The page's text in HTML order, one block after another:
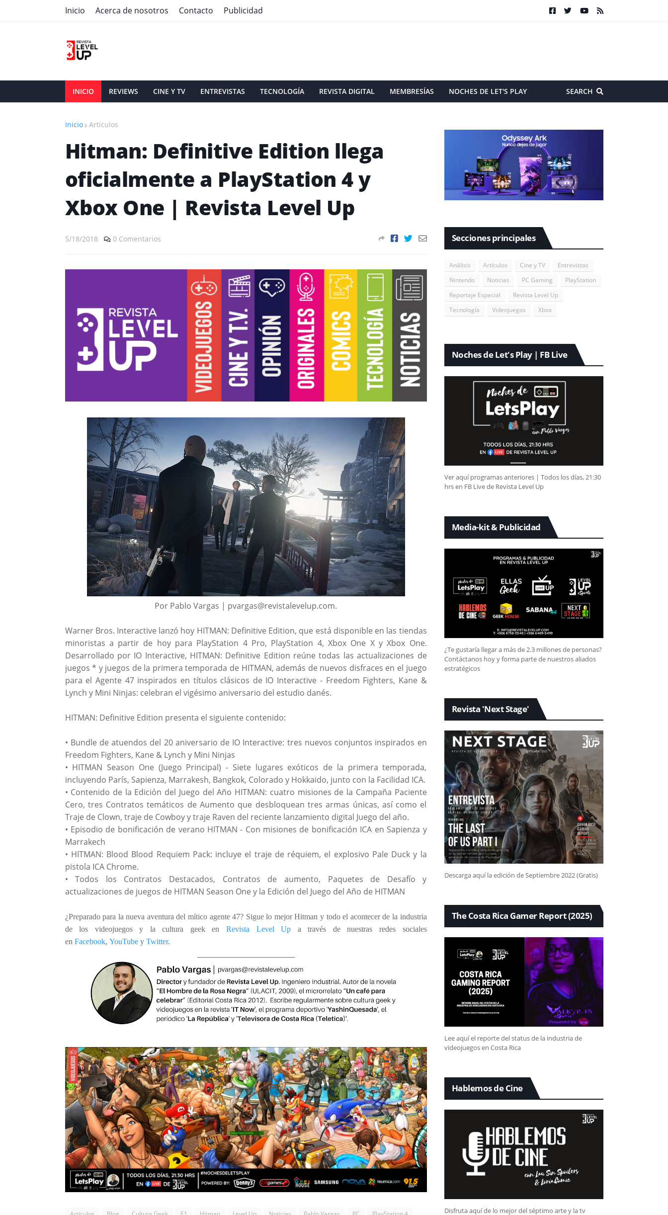
Inicio Acerca de nosotros Contacto Publicidad
INICIO REVIEWS CINE Y TV ENTREVISTAS TECNOLOGÍA REVISTA DIGITAL MEMBRESÍAS NOCHES DE LET'S PLAY SEARCH
Inicio Artículos
Hitman: Definitive Edition llega
oficialmente a PlayStation 4 y
Xbox One | Revista Level Up
5/18/2018 0 Comentarios
Por Pablo Vargas | pvargas@revistalevelup.com.
Warner Bros. Interactive lanzó hoy HITMAN: Definitive Edition, que está disponible en las tiendas
minoristas a partir de hoy para PlayStation 4 Pro, PlayStation 4, Xbox One X y Xbox One.
Desarrollado por IO Interactive, HITMAN: Definitive Edition reúne todas las actualizaciones de
juegos * y juegos de la primera temporada de HITMAN, además de nuevos disfraces en el juego
para el Agente 47 inspirados en títulos clásicos de IO Interactive - Freedom Fighters, Kane &
Lynch y Mini Ninjas: celebran el vigésimo aniversario del estudio danés.
HITMAN: Definitive Edition presenta el siguiente contenido:
• Bundle de atuendos del 20 aniversario de IO Interactive: tres nuevos conjuntos inspirados en
Freedom Fighters, Kane & Lynch y Mini Ninjas
• HITMAN Season One (Juego Principal) - Siete lugares exóticos de la primera temporada,
incluyendo París, Sapienza, Marrakesh, Bangkok, Colorado y Hokkaido, junto con la Facilidad ICA.
• Contenido de la Edición del Juego del Año HITMAN: cuatro misiones de la Campaña Paciente
Cero, tres Contratos temáticos de Aumento que desbloquean tres armas únicas, así como el
Traje de Clown, traje de Cowboy y traje Raven del reciente lanzamiento digital Juego del año.
• Episodio de bonificación de verano HITMAN - Con misiones de bonificación ICA en Sapienza y
Marrakech
• HITMAN: Blood Blood Requiem Pack: incluye el traje de réquiem, el explosivo Pale Duck y la
pistola ICA Chrome.
• Todos los Contratos Destacados, Contratos de aumento, Paquetes de Desafío y
actualizaciones de juegos de HITMAN Season One y la Edición del Juego del Año de HITMAN
¿Preparado para la nueva aventura del mítico agente 47? Sigue lo mejor Hitman y todo el acontecer de la industria
de los videojuegos y la cultura geek en Revista Level Up a través de nuestras redes sociales
en Facebook, YouTubey Twitter.
Secciones principales
Análisis Artículos Cine y TV
Entrevistas
Nintendo
Noticias PC Gaming
PlayStation
Reportaje Especial
Revista Level Up
Tecnología
Videojuegos Xbox
Noches de Let's Play | FB Live
Ver aquí programas anteriores | Todos los días, 21:30
hrs en FB Live de Revista Level Up
Media-kit & Publicidad
¿Te gustaría llegar a más de 2.3 millones de personas?
Contáctanos hoy y forma parte de nuestros aliados
estratégicos
Revista 'Next Stage'
Descarga aquí la edición de Septiembre 2022 (Gratis)
The Costa Rica Gamer Report (2025)
Lee aquí el reporte del status de la industria de
videojuegos en Costa Rica
Hablemos de Cine
Disfruta aquí de lo mejor del séptimo arte y la tv